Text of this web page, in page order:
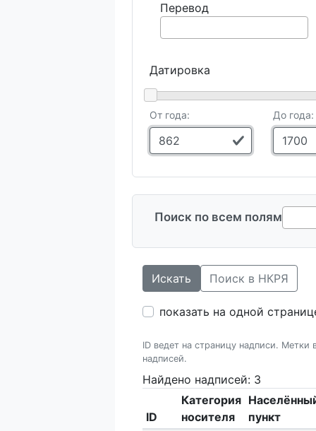
Перевод
Датировка
От года: До года:
Поиск по всем полям
Искать Поиск в НКРЯ
показать на одной
ID ведет на страницу надписи. Метки
надписей.
Найдено надписей: 3
ID
Категория
носителя
пункт